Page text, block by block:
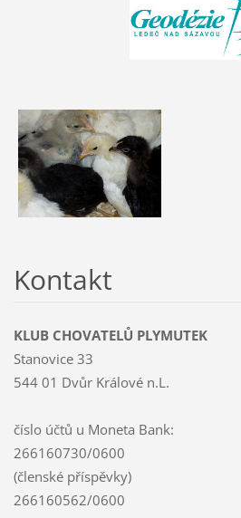
Kontakt
KLUB CHOVATELŮ PLYMUTEK
Stanovice 33
544 01 Dvůr Králové n.L.
číslo účtů u Moneta Bank:
266160730/0600
(členské příspěvky)
266160562/0600